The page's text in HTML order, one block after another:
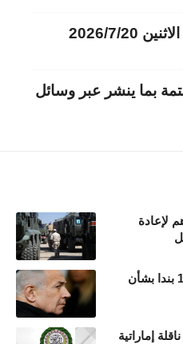
2026/7/20
بما ينشر عبر وسائل
لإعادة
نتنياهو يرفض خطة أميركية من 15 بندا بشأن
إماراتية